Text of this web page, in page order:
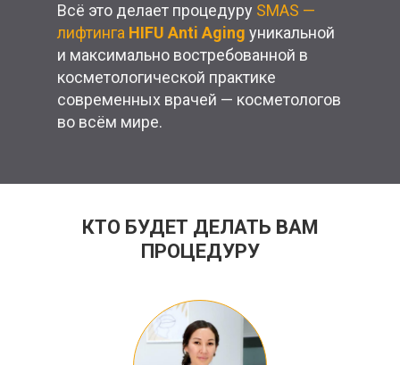
Всё это делает процедуру SMAS —
лифтинга HIFU Аnti Aging уникальной
и максимально востребованной в
косметологической практике
современных врачей — косметологов
во всём мире.
КТО БУДЕТ ДЕЛАТЬ ВАМ
ПРОЦЕДУРУ